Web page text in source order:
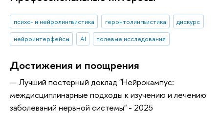
психо- и нейролингвистика геронтолингвистика
дискурс
нейроинтерфейсы
AI полевые исследования
Достижения и поощрения
Лучший постерный доклад "Нейрокампус:
междисциплинарные подходы к изучению и лечению
заболеваний нервной системы" - 2025